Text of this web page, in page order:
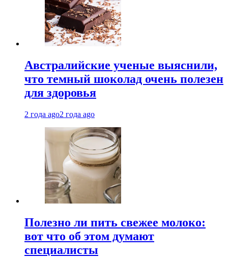
Австралийские ученые выяснили,
что темный шоколад очень полезен
для здоровья
2 года ago2 года ago
Полезно ли пить свежее молоко:
вот что об этом думают
специалисты